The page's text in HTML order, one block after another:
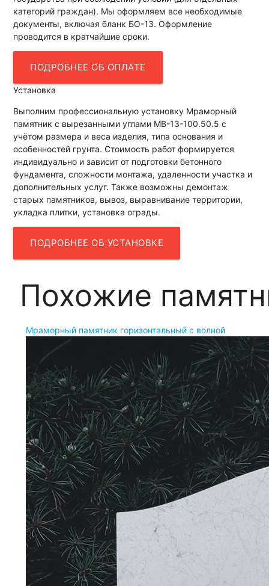
категорий граждан). Мы оформляем все необходимые
документы, включая бланк БО-13. Оформление
проводится в кратчайшие сроки.
ПОДРОБНЕЕ ОБ ОПЛАТЕ
Установка
Выполним профессиональную установку Мраморный
памятник с вырезанными углами МВ-13-100.50.5 с
учётом размера и веса изделия, типа основания и
особенностей грунта. Стоимость работ формируется
индивидуально и зависит от подготовки бетонного
фундамента, сложности монтажа, удаленности участка и
дополнительных услуг. Также возможны демонтаж
старых памятников, вывоз, выравнивание территории,
укладка плитки, установка ограды.
ПОДРОБНЕЕ ОБ УСТАНОВКЕ
Похожие
Мраморный памятник горизонтальный с волной